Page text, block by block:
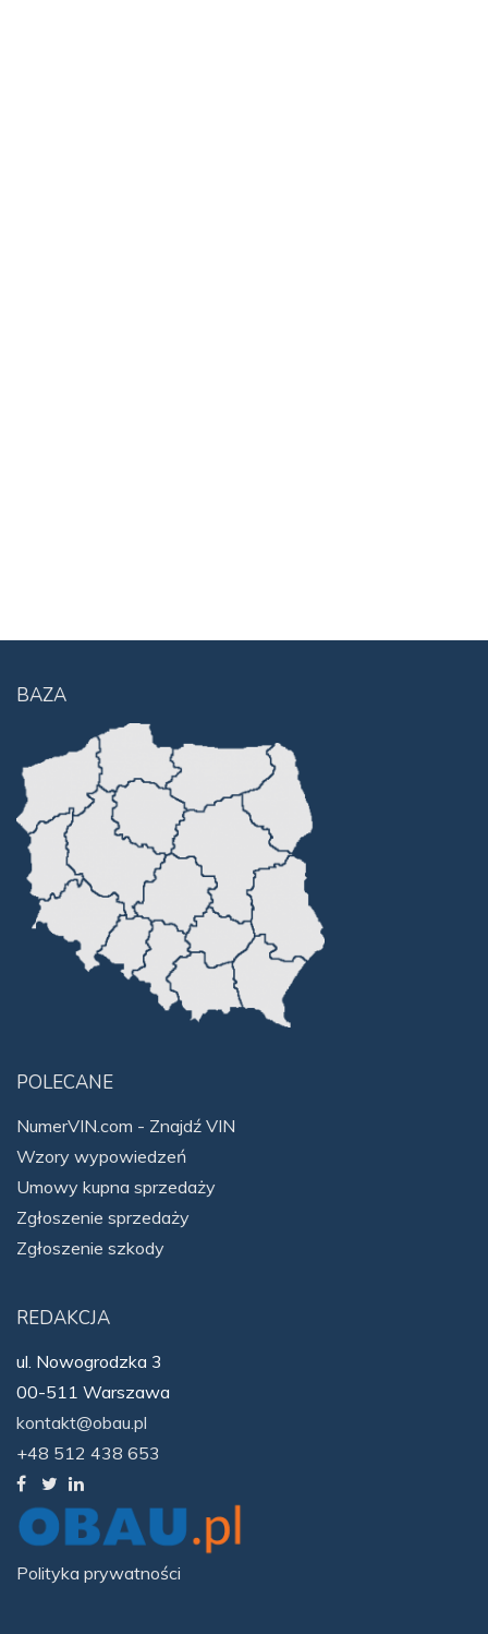
BAZA
POLECANE
NumerVIN.com - Znajdź VIN
Wzory wypowiedzeń
Umowy kupna sprzedaży
Zgłoszenie sprzedaży
Zgłoszenie szkody
REDAKCJA
ul. Nowogrodzka 3
00-511 Warszawa
kontakt@obau.pl
+48 512 438 653
Polityka prywatności